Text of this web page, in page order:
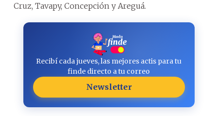
Cruz, Tavapy, Concepción y Areguá.
Recibí cada jueves, las mejores actis para tu
finde directo a tu correo
Newsletter